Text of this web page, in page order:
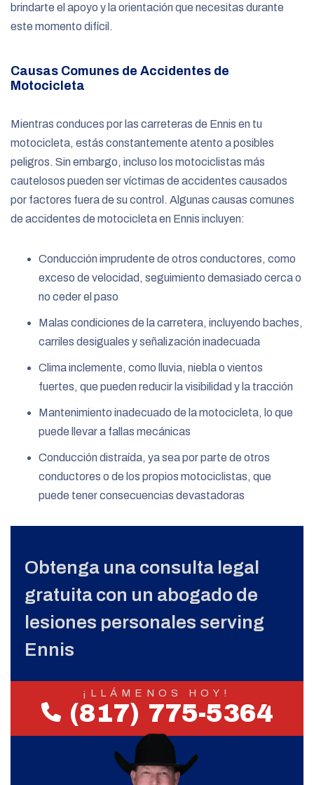
brindarte el apoyo y la orientación que necesitas durante
este momento difícil.
Causas Comunes de Accidentes de
Motocicleta
Mientras conduces por las carreteras de Ennis en tu
motocicleta, estás constantemente atento a posibles
peligros. Sin embargo, incluso los motociclistas más
cautelosos pueden ser víctimas de accidentes causados
por factores fuera de su control. Algunas causas comunes
de accidentes de motocicleta en Ennis incluyen:
Conducción imprudente de otros conductores, como
exceso de velocidad, seguimiento demasiado cerca o
no ceder el paso
Malas condiciones de la carretera, incluyendo baches,
carriles desiguales y señalización inadecuada
Clima inclemente, como lluvia, niebla o vientos
fuertes, que pueden reducir la visibilidad y la tracción
Mantenimiento inadecuado de la motocicleta, lo que
puede llevar a fallas mecánicas
Conducción distraída, ya sea por parte de otros
conductores o de los propios motociclistas, que
puede tener consecuencias devastadoras
Obtenga una consulta legal
gratuita con un abogado de
lesiones personales serving
Ennis
¡LLÁMENOS HOY!
(817) 775-5364